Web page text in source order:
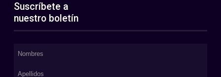
Suscríbete a
nuestro boletín